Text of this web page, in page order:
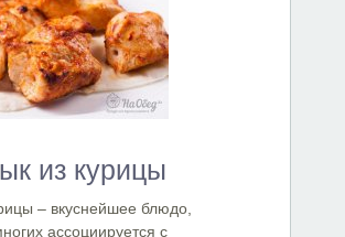
из курицы
– вкуснейшее блюдо,
ассоциируется с